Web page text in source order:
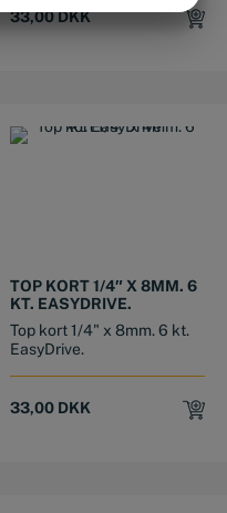
33,00DKK
TOP KORT 1/4″ X 8MM. 6
KT. EASYDRIVE.
Top kort 1/4" x 8mm. 6 kt.
EasyDrive.
33,00 DKK